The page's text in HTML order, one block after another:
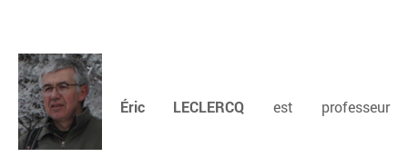
Éric LECLERCQ est professeur